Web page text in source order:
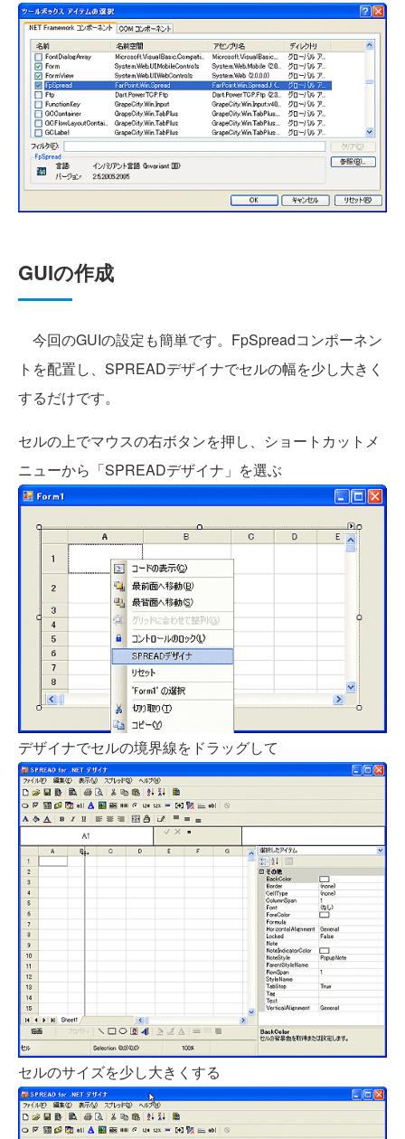
GUIの作成
今回のGUIの設定も簡単です。FpSpreadコンポーネン
トを配置し、SPREADデザイナでセルの幅を少し大きく
するだけです。
セルの上でマウスの右ボタンを押し、ショートカットメ
ニューから「SPREADデザイナ」を選ぶ
デザイナでセルの境界線をドラッグして
セルのサイズを少し大きくする